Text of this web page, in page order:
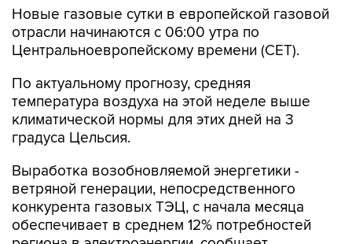
Новые газовые сутки в европейской газовой
отрасли начинаются c 06:00 утра по
Центральноевропейскому времени (CET).
По актуальному прогнозу, средняя
температура воздуха на этой неделе выше
климатической нормы для этих дней на 3
градуса Цельсия.
Выработка возобновляемой энергетики -
ветряной генерации, непосредственного
конкурента газовых ТЭЦ, с начала месяца
обеспечивает в среднем 12% потребностей